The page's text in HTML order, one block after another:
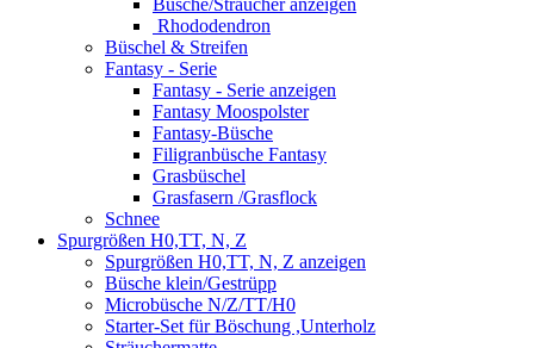
Rhododendron
Büschel & Streifen
Fantasy - Serie
Fantasy - Serie anzeigen
Fantasy Moospolster
Fantasy-Büsche
Filigranbüsche Fantasy
Grasbüschel
Grasfasern /Grasflock
Schnee
Spurgrößen H0,TT, N, Z
Spurgrößen H0,TT, N, Z anzeigen
Büsche klein/Gestrüpp
Microbüsche N/Z/TT/H0
Starter-Set für Böschung ,Unterholz